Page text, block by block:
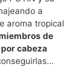
a
aroma tropical
de
cabeza